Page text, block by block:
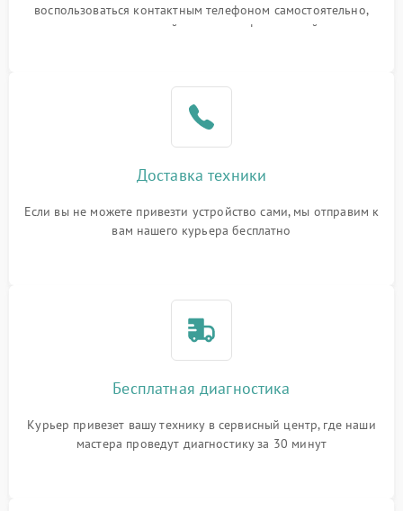
воспользоваться контактным телефоном самостоятельно,
или оставить свой номер телефона на сайте
Доставка техники
Если вы не можете привезти устройство сами, мы отправим к
вам нашего курьера бесплатно
Бесплатная диагностика
Курьер привезет вашу технику в сервисный центр, где наши
мастера проведут диагностику за 30 минут